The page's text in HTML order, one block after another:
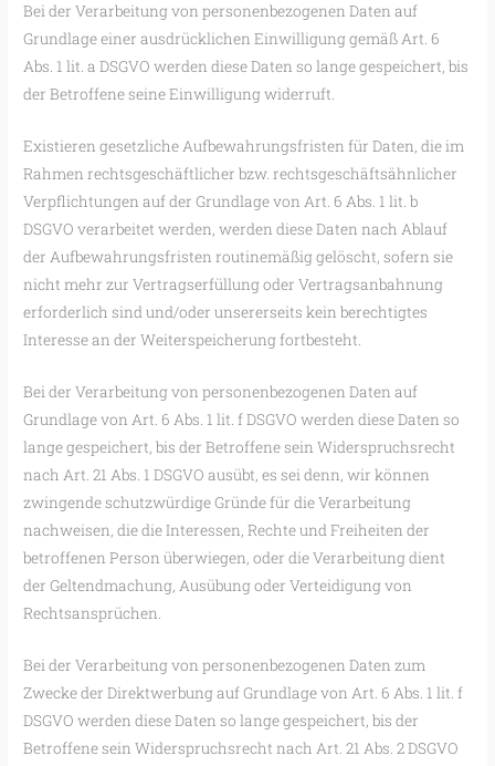
Bei der Verarbeitung von personenbezogenen Daten auf
Grundlage einer ausdrücklichen Einwilligung gemäß Art. 6
Abs. 1 lit. a DSGVO werden diese Daten so lange gespeichert, bis
der Betroffene seine Einwilligung widerruft.
Existieren gesetzliche Aufbewahrungsfristen für Daten, die im
Rahmen rechtsgeschäftlicher bzw. rechtsgeschäftsähnlicher
Verpflichtungen auf der Grundlage von Art. 6 Abs. 1 lit. b
DSGVO verarbeitet werden, werden diese Daten nach Ablauf
der Aufbewahrungsfristen routinemäßig gelöscht, sofern sie
nicht mehr zur Vertragserfüllung oder Vertragsanbahnung
erforderlich sind und/oder unsererseits kein berechtigtes
Interesse an der Weiterspeicherung fortbesteht.
Bei der Verarbeitung von personenbezogenen Daten auf
Grundlage von Art. 6 Abs. 1 lit. f DSGVO werden diese Daten so
lange gespeichert, bis der Betroffene sein Widerspruchsrecht
nach Art. 21 Abs. 1 DSGVO ausübt, es sei denn, wir können
zwingende schutzwürdige Gründe für die Verarbeitung
nachweisen, die die Interessen, Rechte und Freiheiten der
betroffenen Person überwiegen, oder die Verarbeitung dient
der Geltendmachung, Ausübung oder Verteidigung von
Rechtsansprüchen.
Bei der Verarbeitung von personenbezogenen Daten zum
Zwecke der Direktwerbung auf Grundlage von Art. 6 Abs. 1 lit. f
DSGVO werden diese Daten so lange gespeichert, bis der
Betroffene sein Widerspruchsrecht nach Art. 21 Abs. 2 DSGVO